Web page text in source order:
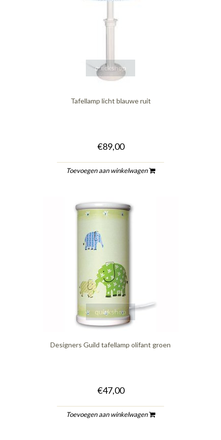
quickshop
Tafellamp licht blauwe ruit
€89,00
Toevoegen aan winkelwagen
quickshop
Designers Guild tafellamp olifant groen
€47,00
Toevoegen aan winkelwagen